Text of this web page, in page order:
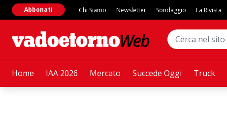
Home IAA 2026 Mercato Succede Oggi Truck
Abbonati Chi Siamo Newsletter Sondaggio La Rivista